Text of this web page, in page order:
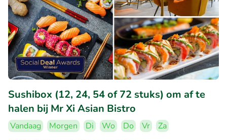
Sushibox (12, 24, 54 of 72 stuks) om af te
halen bij Mr Xi Asian Bistro
Vandaag Morgen Di Wo Do Vr
Za